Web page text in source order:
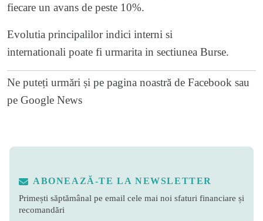
fiecare un avans de peste 10%.
Evolutia principalilor indici interni si
internationali poate fi urmarita in sectiunea Burse.
Ne puteți urmări și pe pagina noastră de Facebook sau
pe Google News
ABONEAZĂ-TE LA NEWSLETTER
Primești săptămânal pe email cele mai noi sfaturi financiare și
recomandări